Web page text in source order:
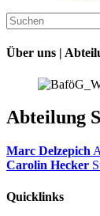
Über uns |
Abteilung
Marc Delzepich
Carolin Hecker
Quicklinks